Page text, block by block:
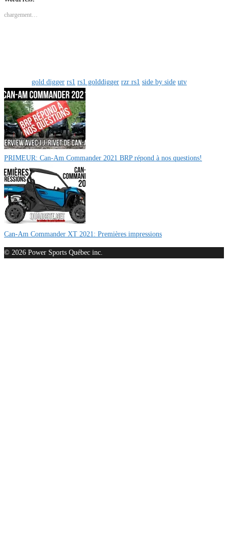
chargement…
gold digger rs1 rs1 golddigger rzr rs1 side by side utv
PRIMEUR: Can-Am Commander 2021 BRP répond à nos questions!
Can-Am Commander XT 2021: Premières impressions
© 2026 Power Sports Québec inc.